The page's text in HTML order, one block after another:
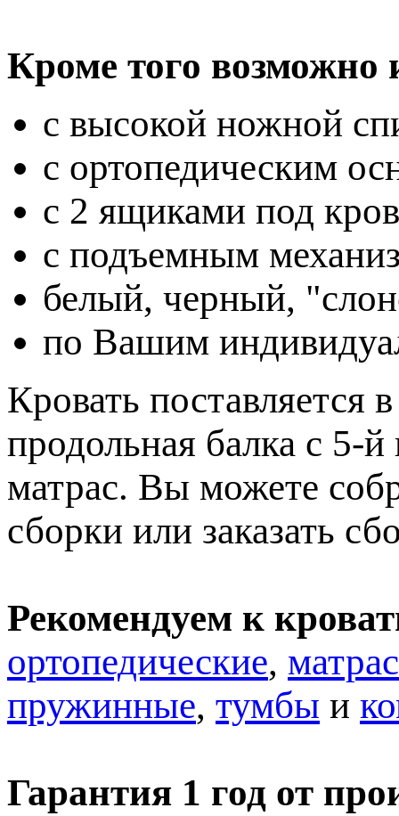
Кроме того возможно
с высокой ножной
с ортопедическим
с 2 ящиками под
с подъемным
белый, черный,
по Вашим
Кровать поставляется
продольная балка с 5-
матрас. Вы можете
сборки или заказать
Рекомендуем к
ортопедические,
пружинные, тумбы и
Гарантия 1 год от